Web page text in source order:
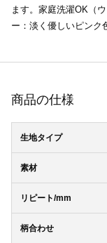
ます。家庭洗濯OK（
ー：淡く優しいピンク
商品の仕様
生地タイプ
素材
リピート/mm
柄合わせ